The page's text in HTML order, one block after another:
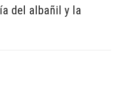
del albañil y la